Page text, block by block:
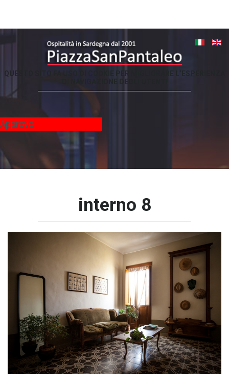
QUESTO SITO PER MIGLIORARE L’ESPERIENZA
NAVIGAZIONE DEGLI
-
Approvo
interno 8